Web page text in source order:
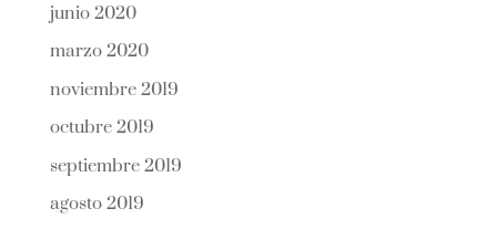
junio 2020
marzo 2020
noviembre 2019
octubre 2019
septiembre 2019
agosto 2019